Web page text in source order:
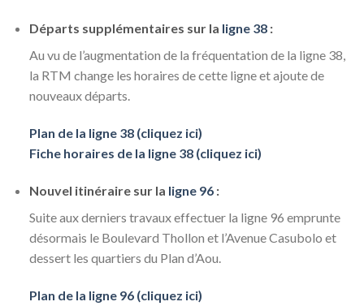
Départs supplémentaires sur la ligne 38:
Au vu de l’augmentation de la fréquentation de la ligne 38,
la RTM change les horaires de cette ligne et ajoute de
nouveaux départs.
Plan de la ligne 38 (cliquez ici)
Fiche horaires de la ligne 38 (cliquez ici)
Nouvel itinéraire sur la ligne 96:
Suite aux derniers travaux effectuer la ligne 96 emprunte
désormais le Boulevard Thollon et l’Avenue Casubolo et
dessert les quartiers du Plan d’Aou.
Plan de la ligne 96 (cliquez ici)